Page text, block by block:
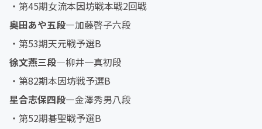
・第45期女流本因坊戦本戦2回戦
奥田あや五段―加藤啓子六段
・第53期天元戦予選B
徐文燕三段―柳井一真初段
・第82期本因坊戦予選B
星合志保四段―金澤秀男八段
・第52期碁聖戦予選B